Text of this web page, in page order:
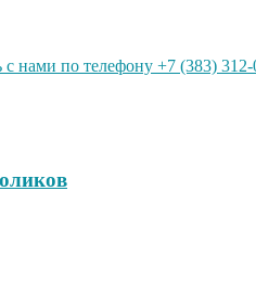
нами по телефону +7 (383)